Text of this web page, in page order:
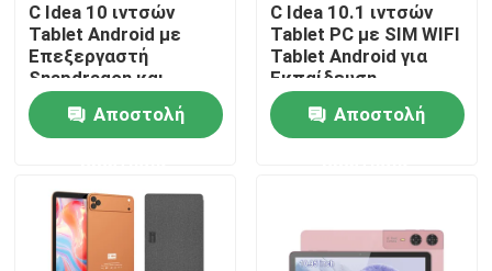
Αρχική Σελίδα
Προϊόντα
C Idea 10 ιντσών
Tablet Android με
Επεξεργαστή
Snapdragon και
Πληκτρολόγιο για
Φοιτητές
CM9000ultra Πράσινο
Αποστολή
C Idea 10.1 ιντσών
Tablet PC με SIM WIFI
Tablet Android για
Εκπαίδευση
CM10017air Μαύρο
Αποστολή